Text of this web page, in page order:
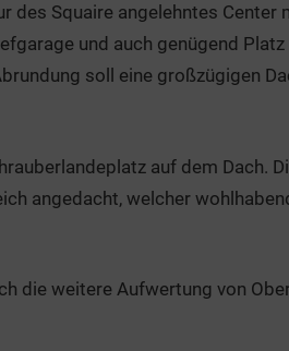
des Squaire angelehntes Center
und auch genügend
soll eine großzügigen
auf dem Dach.
angedacht, welcher
die weitere Aufwertung von